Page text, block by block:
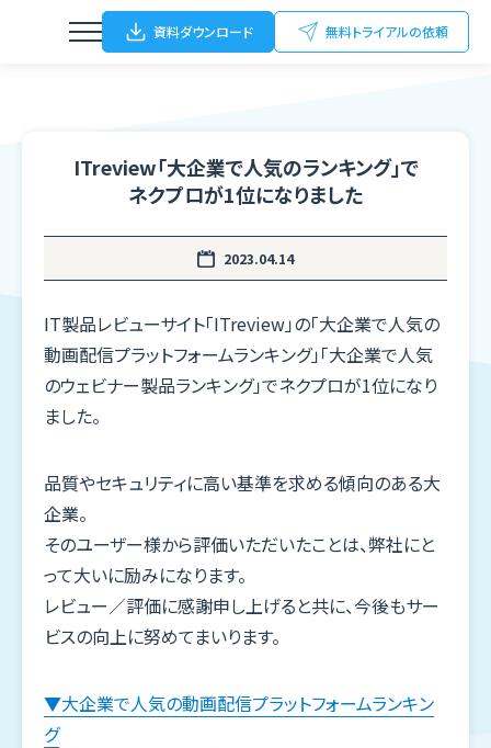
ウェビナー
オンライン/ハイブリットイベント
展示会（名刺Scan）
資料ダウンロード 無料トライアルの依頼
Function
Case Study
パートナー
Partner
ブログ
Blog
ウェビナー
Webinar
新着情報
メディア
ITreview「大企業で人気のランキング」で
ネクプロが1位になりました
2023.04.14
IT製品レビューサイト「ITreview」の「大企業で人気の
動画配信プラットフォームランキング」「大企業で人気
のウェビナー製品ランキング」でネクプロが1位になり
ました。
品質やセキュリティに高い基準を求める傾向のある大
企業。
そのユーザー様から評価いただいたことは、弊社にと
って大いに励みになります。
レビュー／評価に感謝申し上げると共に、今後もサー
ビスの向上に努めてまいります。
▼大企業で人気の動画配信プラットフォームランキン
グ